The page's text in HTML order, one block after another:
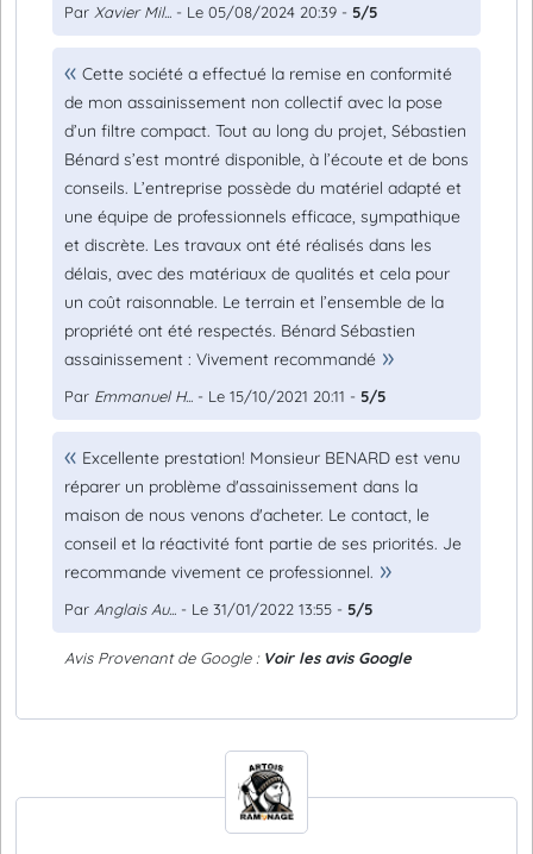
Par Xavier Mil... - Le 05/08/2024 20:39 - 5/5
Cette société a effectué la remise en conformité
de mon assainissement non collectif avec la pose
d’un filtre compact. Tout au long du projet, Sébastien
Bénard s’est montré disponible, à l’écoute et de bons
conseils. L’entreprise possède du matériel adapté et
une équipe de professionnels efficace, sympathique
et discrète. Les travaux ont été réalisés dans les
délais, avec des matériaux de qualités et cela pour
un coût raisonnable. Le terrain et l’ensemble de la
propriété ont été respectés. Bénard Sébastien
assainissement : Vivement recommandé
Par Emmanuel H... - Le 15/10/2021 20:11 - 5/5
Excellente prestation! Monsieur BENARD est venu
réparer un problème d'assainissement dans la
maison de nous venons d'acheter. Le contact, le
conseil et la réactivité font partie de ses priorités. Je
recommande vivement ce professionnel.
Par Anglais Au... - Le 31/01/2022 13:55 - 5/5
Avis Provenant de Google : Voir les avis Google